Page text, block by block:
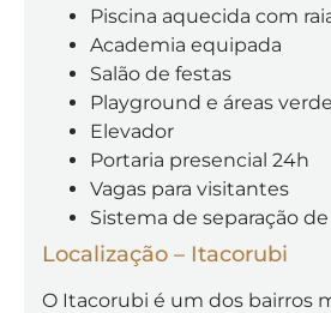
Piscina aquecida com
Academia equipada
Salão de festas
Playground e áreas
Elevador
Portaria presencial 24h
Vagas para visitantes
Sistema de separação
Localização – Itacorubi
O Itacorubi é um dos bairros